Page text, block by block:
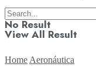
No Result
View All Result
Home Aeronáutica